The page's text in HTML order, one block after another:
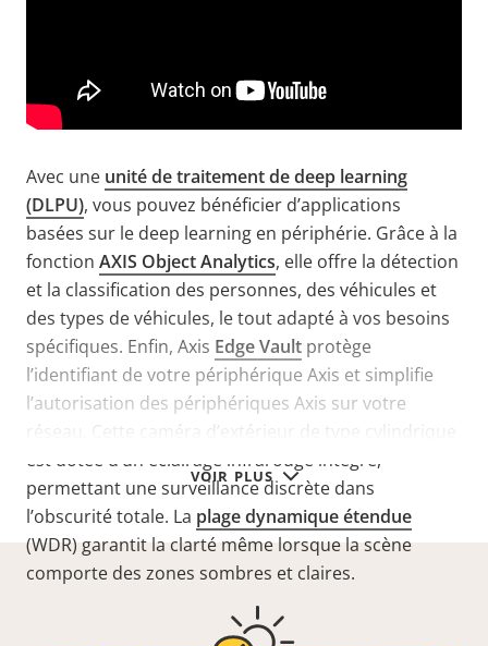
VOIR PLUS
Avec une unité de traitement de deep learning
(DLPU), vous pouvez bénéficier d’applications
basées sur le deep learning en périphérie. Grâce à la
fonction AXIS Object Analytics, elle offre la détection
et la classification des personnes, des véhicules et
des types de véhicules, le tout adapté à vos besoins
spécifiques. Enfin, Axis Edge Vault protège
l’identifiant de votre périphérique Axis et simplifie
l’autorisation des périphériques Axis sur votre
réseau. Cette caméra d’extérieur de type cylindrique
est dotée d’un éclairage infrarouge intégré,
permettant une surveillance discrète dans
l’obscurité totale. La plage dynamique étendue
(WDR) garantit la clarté même lorsque la scène
comporte des zones sombres et claires.